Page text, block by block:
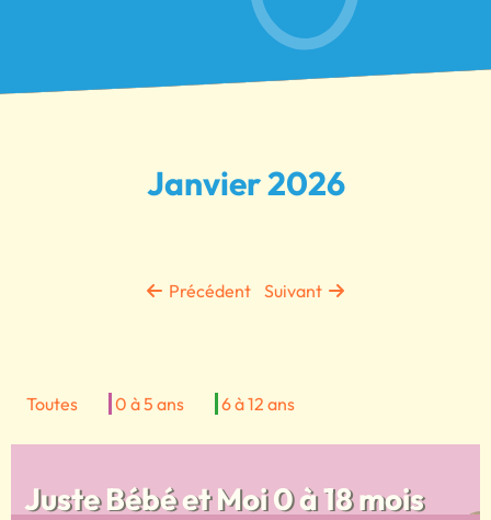
Janvier 2026
Précédent Suivant
Toutes 0 à 5 ans 6 à 12 ans
Juste Bébé et Moi 0 à 18 mois